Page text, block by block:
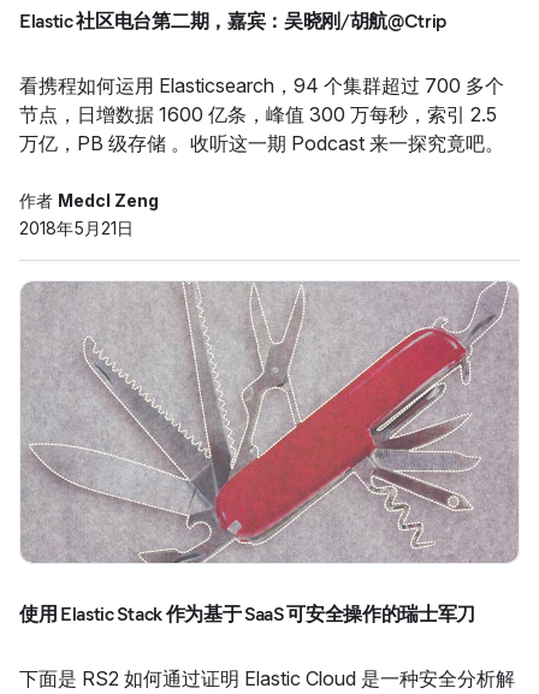
Elastic 社区电台第二期，嘉宾：吴晓刚/胡航@Ctrip
看携程如何运用 Elasticsearch，94 个集群超过 700 多个
节点，日增数据 1600 亿条，峰值 300 万每秒，索引 2.5
万亿，PB 级存储 。收听这一期 Podcast 来一探究竟吧。
作者 Medcl Zeng
2018年5月21日
使用 Elastic Stack 作为基于 SaaS 可安全操作的瑞士军刀
下面是 RS2 如何通过证明 Elastic Cloud 是一种安全分析解